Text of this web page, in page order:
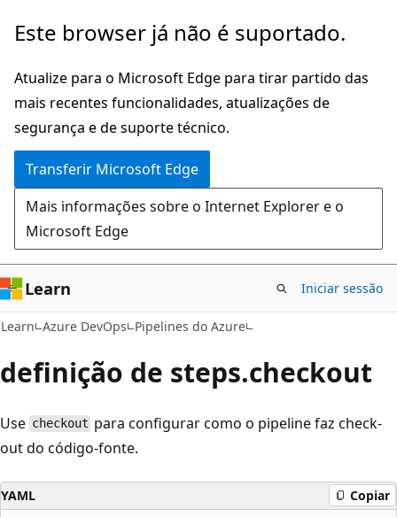
Saltar
o
conteúdo
principal
Este browser já não é suportado.
Atualize para o Microsoft Edge para tirar partido das
mais recentes funcionalidades, atualizações de
segurança e de suporte técnico.
Transferir Microsoft Edge
Mais informações sobre o Internet Explorer e o
Microsoft Edge
Learn Iniciar sessão
Learn Azure DevOps Pipelines do Azure
definição de steps.checkout
Use checkout para configurar como o pipeline faz check-
out do código-fonte.
YAML Copiar